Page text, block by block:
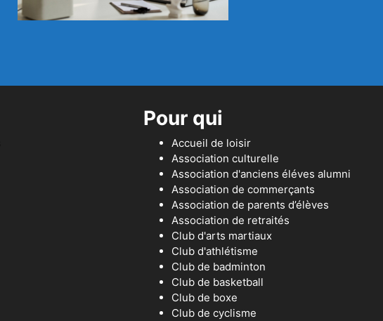
Pour qui
Accueil de loisir
Association culturelle
Association d'anciens éléves alumni
Association de commerçants
Association de parents d’élèves
Association de retraités
Club d'arts martiaux
Club d'athlétisme
Club de badminton
Club de basketball
Club de boxe
Club de cyclisme